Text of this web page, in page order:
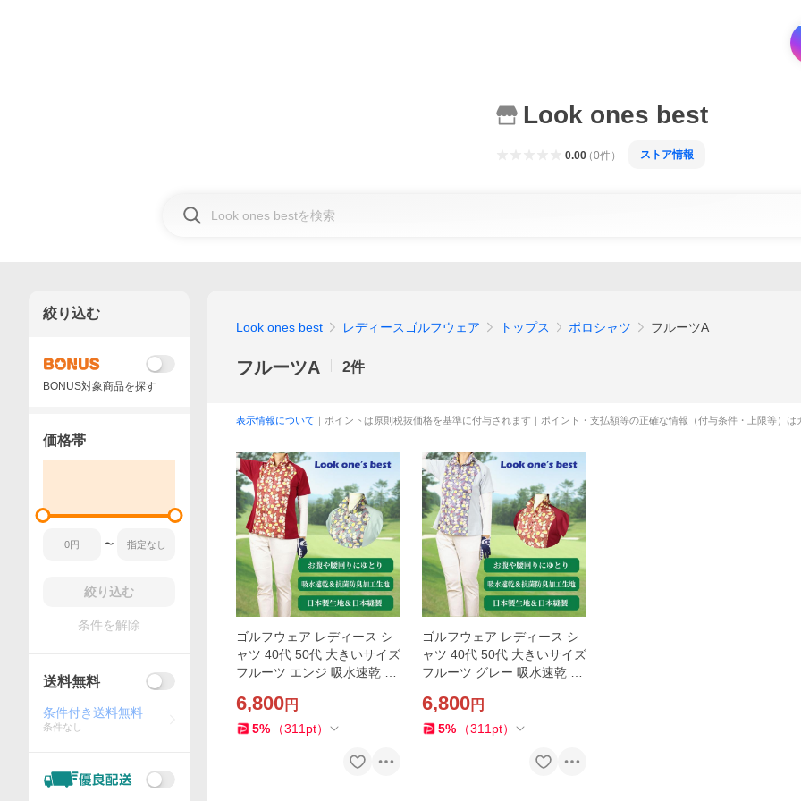
Look ones best
0.00（0件） ストア情報
Look ones best レディースゴルフウェア トップス ポロシャツ フルーツA
フルーツA 2件
表示情報について ｜ポイントは原則税抜価格を基準に付与されます｜ポイント・支払額等の正確な情報（付与条件・上限等）
ゴルフウェア レディース シ
ャツ 40代 50代 大きいサイズ
フルーツ エンジ 吸水速乾 抗
6,800円
5% （311 pt）
ゴルフウェア レディース シ
ャツ 40代 50代 大きいサイズ
フルーツ グレー 吸水速乾 抗
6,800円
5% （311 pt）
絞り込む
BONUS対象商品を探す
価格帯
〜
絞り込む
条件を解除
送料無料
条件付き送料無料
条件なし